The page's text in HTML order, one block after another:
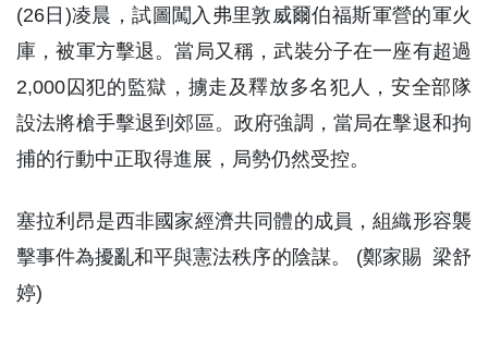
(26日)凌晨，試圖闖入弗里敦威爾伯福斯軍營的軍火
庫，被軍方擊退。當局又稱，武裝分子在一座有超過
2,000囚犯的監獄，擄走及釋放多名犯人，安全部隊
設法將槍手擊退到郊區。政府強調，當局在擊退和拘
捕的行動中正取得進展，局勢仍然受控。
塞拉利昂是西非國家經濟共同體的成員，組織形容襲
擊事件為擾亂和平與憲法秩序的陰謀。 (鄭家賜 梁舒
婷)